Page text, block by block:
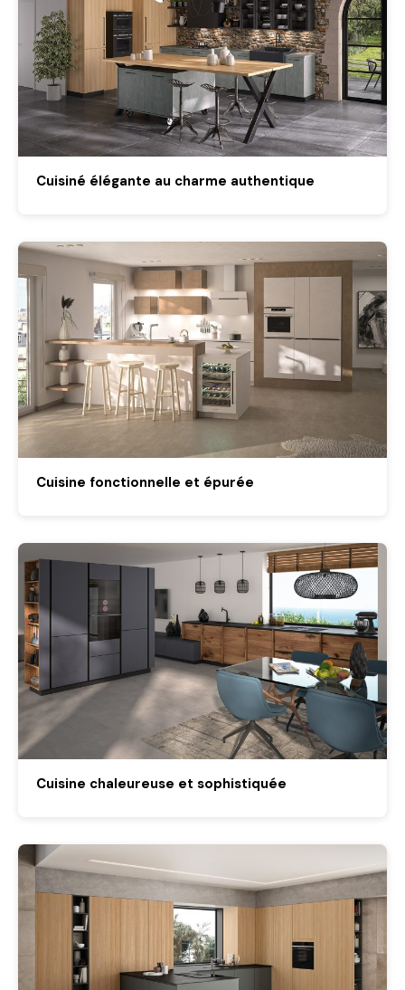
Cuisiné élégante au charme authentique
Cuisine fonctionnelle et épurée
Cuisine chaleureuse et sophistiquée